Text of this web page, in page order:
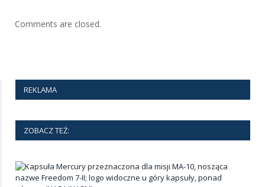
Comments are closed.
REKLAMA
ZOBACZ TEŻ: